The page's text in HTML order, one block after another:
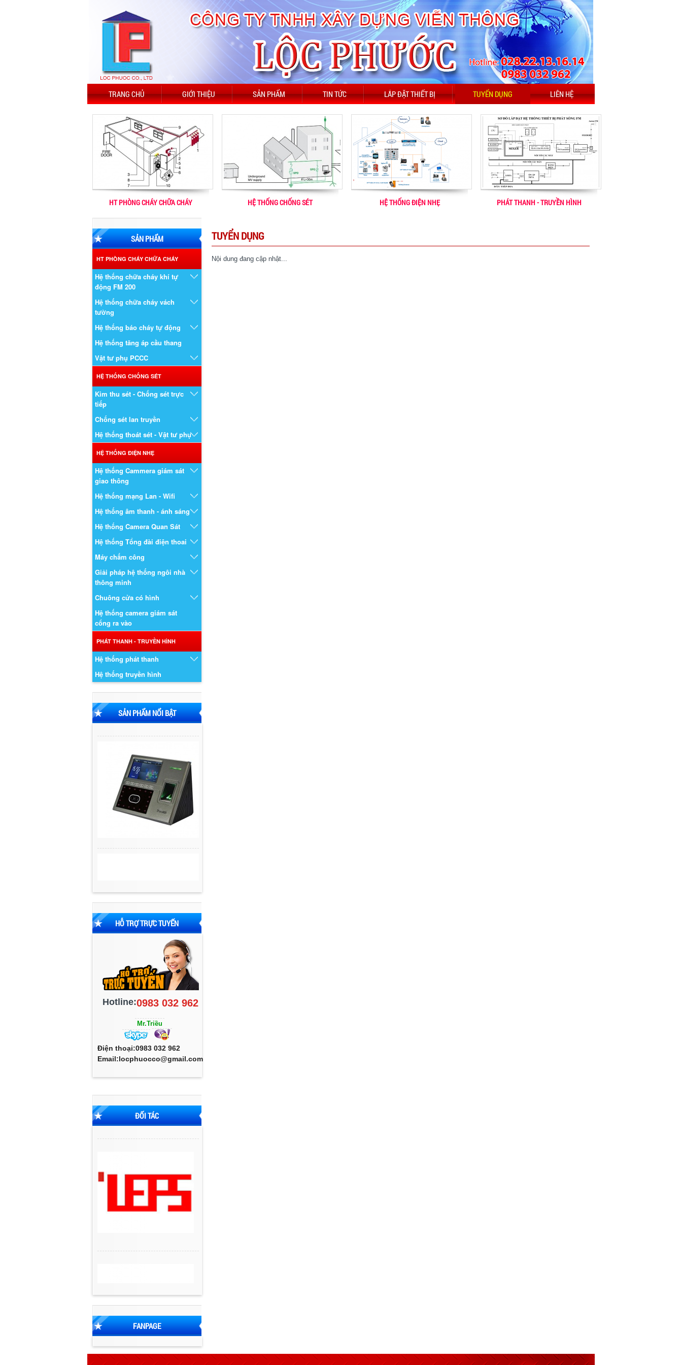
TRANG CHỦ GIỚI THIỆU SẢN PHẨM TIN TỨC LẮP ĐẶT THIẾT BỊ TUYỂN DỤNG LIÊN HỆ
HT PHÒNG CHÁY CHỮA CHÁY HỆ THỐNG CHỐNG SÉT HỆ THỐNG ĐIỆN NHẸ PHÁT THANH - TRUYỀN HÌNH
SẢN PHẨM
HT PHÒNG CHÁY CHỮA CHÁY
Hệ thống chữa cháy khí tự
động FM 200
Hệ thống chữa cháy vách
tường
Hệ thống báo cháy tự động
Hệ thống tăng áp cầu thang
Vật tư phụ PCCC
HỆ THỐNG CHỐNG SÉT
Kim thu sét - Chống sét trực
tiếp
Chống sét lan truyền
Hệ thống thoát sét - Vật tư phụ
HỆ THỐNG ĐIỆN NHẸ
Hệ thống Cammera giám sát
giao thông
Hệ thống mạng Lan - Wifi
Hệ thống âm thanh - ánh sáng
Hệ thống Camera Quan Sát
Hệ thống Tổng đài điện thoai
Máy chấm công
Giải pháp hệ thống ngôi nhà
thông minh
Chuông cửa có hình
Hệ thống camera giám sát
cổng ra vào
PHÁT THANH - TRUYỀN HÌNH
Hệ thống phát thanh
Hệ thống truyền hình
SẢN PHẨM NỔI BẬT
HỖ TRỢ TRỰC TUYẾN
Hotline:0983 032 962
Mr.Triều
Điện thoại:0983 032 962
Email:locphuocco@gmail.com
ĐỐI TÁC
FANPAGE
TUYỂN DỤNG
Nội dung đang cập nhật...